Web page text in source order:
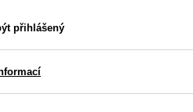
přihlášený